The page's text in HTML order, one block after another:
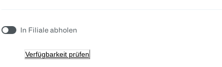
In Filiale abholen
Verfügbarkeit prüfen